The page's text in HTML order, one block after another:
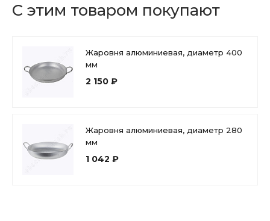
С этим товаром покупают
Жаровня алюминиевая, диаметр 400
мм
2 150 ₽
Жаровня алюминиевая, диаметр 280
мм
1 042 ₽